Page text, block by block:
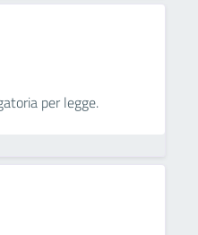
per legge.